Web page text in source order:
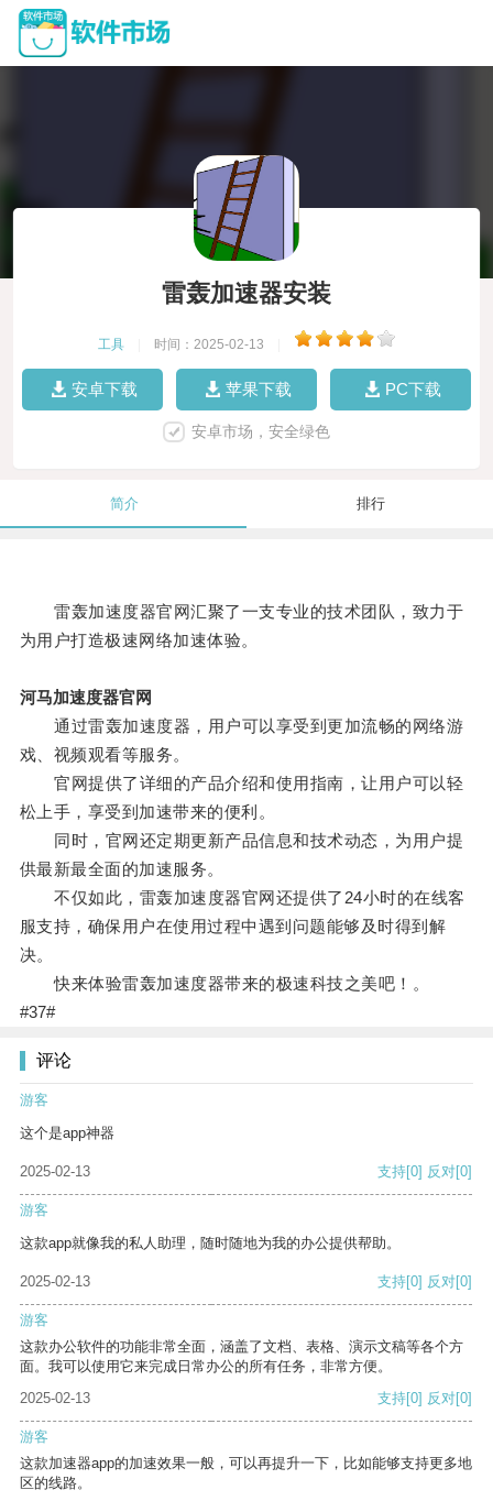
雷轰加速器安装
工具 时间：2025-02-13
安卓下载 苹果下载 PC下载
安卓市场，安全绿色
简介 排行
雷轰加速度器官网汇聚了一支专业的技术团队，致力于
为用户打造极速网络加速体验。
河马加速度器官网
通过雷轰加速度器，用户可以享受到更加流畅的网络游
戏、视频观看等服务。
官网提供了详细的产品介绍和使用指南，让用户可以轻
松上手，享受到加速带来的便利。
同时，官网还定期更新产品信息和技术动态，为用户提
供最新最全面的加速服务。
不仅如此，雷轰加速度器官网还提供了24小时的在线客
服支持，确保用户在使用过程中遇到问题能够及时得到解
决。
快来体验雷轰加速度器带来的极速科技之美吧！。
#37#
评论
游客
这个是app神器
2025-02-13 支持[0] 反对[0]
游客
这款app就像我的私人助理，随时随地为我的办公提供帮助。
2025-02-13 支持[0] 反对[0]
游客
这款办公软件的功能非常全面，涵盖了文档、表格、演示文稿等各个方
面。我可以使用它来完成日常办公的所有任务，非常方便。
2025-02-13
支持[0] 反对[0]
游客
这款加速器app的加速效果一般，可以再提升一下，比如能够支持更多地
区的线路。